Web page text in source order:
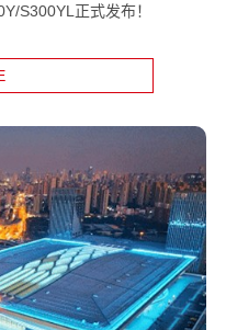
S300YL正式发布！